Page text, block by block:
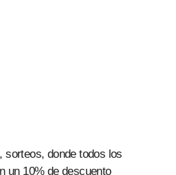
sorteos, donde todos los
un 10% de descuento